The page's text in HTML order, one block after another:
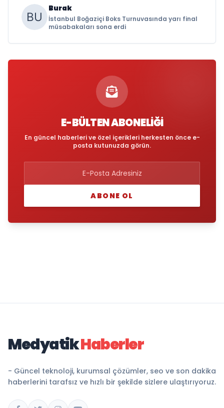
Burak
İstanbul Boğaziçi Boks Turnuvasında yarı final
müsabakaları sona erdi
E-BÜLTEN ABONELIĞI
En güncel haberleri ve özel içerikleri herkesten önce e-
posta kutunuzda görün.
ABONE OL
MedyatikHaberler
- Güncel teknoloji, kurumsal çözümler, seo ve son dakika
haberlerini tarafsız ve hızlı bir şekilde sizlere ulaştırıyoruz.